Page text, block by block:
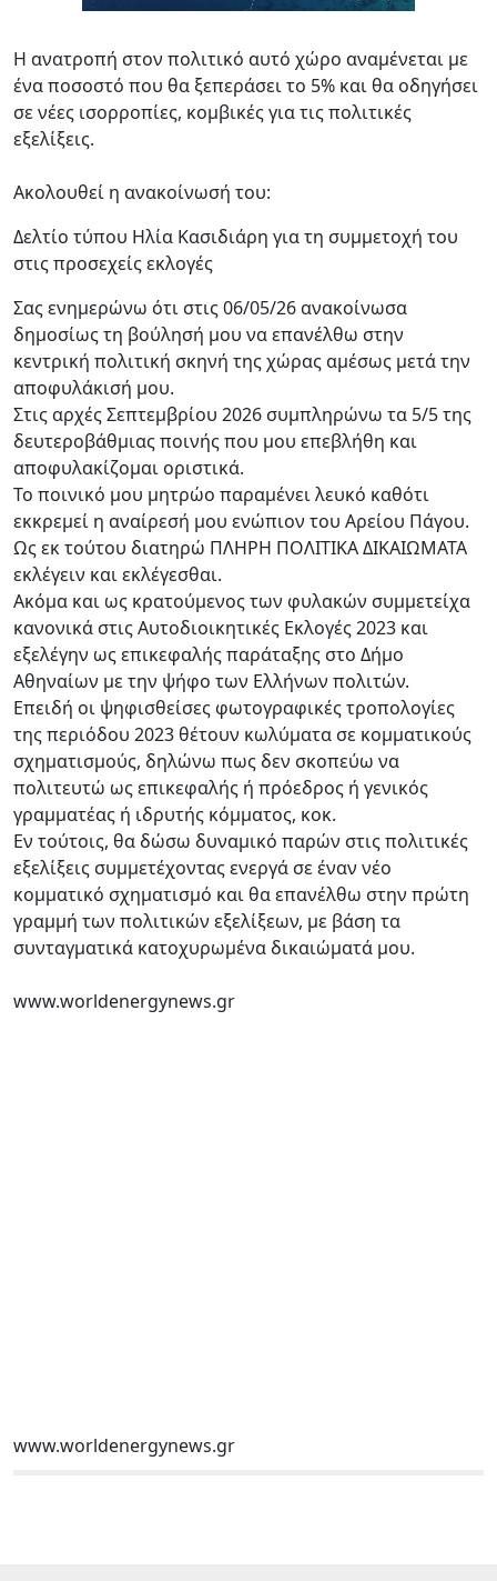
Η ανατροπή στον πολιτικό αυτό χώρο αναμένεται με
ένα ποσοστό που θα ξεπεράσει το 5% και θα οδηγήσει
σε νέες ισορροπίες, κομβικές για τις πολιτικές
εξελίξεις.
Ακολουθεί η ανακοίνωσή του:
Δελτίο τύπου Ηλία Κασιδιάρη για τη συμμετοχή του
στις προσεχείς εκλογές
Σας ενημερώνω ότι στις 06/05/26 ανακοίνωσα
δημοσίως τη βούλησή μου να επανέλθω στην
κεντρική πολιτική σκηνή της χώρας αμέσως μετά την
αποφυλάκισή μου.
Στις αρχές Σεπτεμβρίου 2026 συμπληρώνω τα 5/5 της
δευτεροβάθμιας ποινής που μου επεβλήθη και
αποφυλακίζομαι οριστικά.
Το ποινικό μου μητρώο παραμένει λευκό καθότι
εκκρεμεί η αναίρεσή μου ενώπιον του Αρείου Πάγου.
Ως εκ τούτου διατηρώ ΠΛΗΡΗ ΠΟΛΙΤΙΚΑ ΔΙΚΑΙΩΜΑΤΑ
εκλέγειν και εκλέγεσθαι.
Ακόμα και ως κρατούμενος των φυλακών συμμετείχα
κανονικά στις Αυτοδιοικητικές Εκλογές 2023 και
εξελέγην ως επικεφαλής παράταξης στο Δήμο
Αθηναίων με την ψήφο των Ελλήνων πολιτών.
Επειδή οι ψηφισθείσες φωτογραφικές τροπολογίες
της περιόδου 2023 θέτουν κωλύματα σε κομματικούς
σχηματισμούς, δηλώνω πως δεν σκοπεύω να
πολιτευτώ ως επικεφαλής ή πρόεδρος ή γενικός
γραμματέας ή ιδρυτής κόμματος, κοκ.
Εν τούτοις, θα δώσω δυναμικό παρών στις πολιτικές
εξελίξεις συμμετέχοντας ενεργά σε έναν νέο
κομματικό σχηματισμό και θα επανέλθω στην πρώτη
γραμμή των πολιτικών εξελίξεων, με βάση τα
συνταγματικά κατοχυρωμένα δικαιώματά μου.
www.worldenergynews.gr
www.worldenergynews.gr